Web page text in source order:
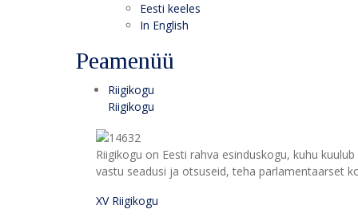
Eesti keeles
In English
Peamenüü
Riigikogu
Riigikogu
Riigikogu on Eesti rahva esinduskogu, kuhu
vastu seadusi ja otsuseid, teha parlamentaarset
XV Riigikogu